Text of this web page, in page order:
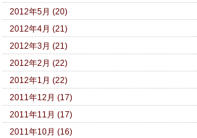
2012年5月 (20)
2012年4月 (21)
2012年3月 (21)
2012年2月 (22)
2012年1月 (22)
2011年12月 (17)
2011年11月 (17)
2011年10月 (16)